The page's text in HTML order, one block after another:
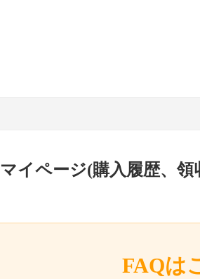
マイページ(購入履歴、領
FAQは